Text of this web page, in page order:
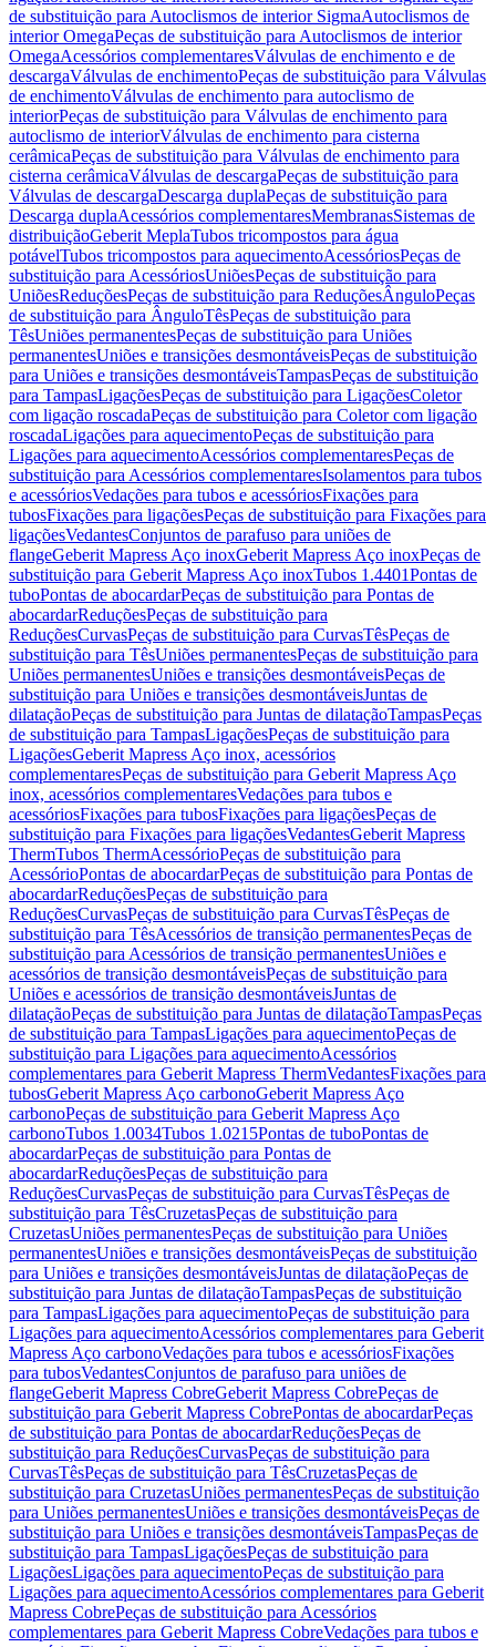
de substituição para Autoclismos de interior SigmaAutoclismos de
interior OmegaPeças de substituição para Autoclismos de interior
OmegaAcessórios complementaresVálvulas de enchimento e de
descargaVálvulas de enchimentoPeças de substituição para Válvulas
de enchimentoVálvulas de enchimento para autoclismo de
interiorPeças de substituição para Válvulas de enchimento para
autoclismo de interiorVálvulas de enchimento para cisterna
cerâmicaPeças de substituição para Válvulas de enchimento para
cisterna cerâmicaVálvulas de descargaPeças de substituição para
Válvulas de descargaDescarga duplaPeças de substituição para
Descarga duplaAcessórios complementaresMembranasSistemas de
distribuiçãoGeberit MeplaTubos tricompostos para água
potávelTubos tricompostos para aquecimentoAcessóriosPeças de
substituição para AcessóriosUniõesPeças de substituição para
UniõesReduçõesPeças de substituição para ReduçõesÂnguloPeças
de substituição para ÂnguloTêsPeças de substituição para
TêsUniões permanentesPeças de substituição para Uniões
permanentesUniões e transições desmontáveisPeças de substituição
para Uniões e transições desmontáveisTampasPeças de substituição
para TampasLigaçõesPeças de substituição para LigaçõesColetor
com ligação roscadaPeças de substituição para Coletor com ligação
roscadaLigações para aquecimentoPeças de substituição para
Ligações para aquecimentoAcessórios complementaresPeças de
substituição para Acessórios complementaresIsolamentos para tubos
e acessóriosVedações para tubos e acessóriosFixações para
tubosFixações para ligaçõesPeças de substituição para Fixações para
ligaçõesVedantesConjuntos de parafuso para uniões de
flangeGeberit Mapress Aço inoxGeberit Mapress Aço inoxPeças de
substituição para Geberit Mapress Aço inoxTubos 1.4401Pontas de
tuboPontas de abocardarPeças de substituição para Pontas de
abocardarReduçõesPeças de substituição para
ReduçõesCurvasPeças de substituição para CurvasTêsPeças de
substituição para TêsUniões permanentesPeças de substituição para
Uniões permanentesUniões e transições desmontáveisPeças de
substituição para Uniões e transições desmontáveisJuntas de
dilataçãoPeças de substituição para Juntas de dilataçãoTampasPeças
de substituição para TampasLigaçõesPeças de substituição para
LigaçõesGeberit Mapress Aço inox, acessórios
complementaresPeças de substituição para Geberit Mapress Aço
inox, acessórios complementaresVedações para tubos e
acessóriosFixações para tubosFixações para ligaçõesPeças de
substituição para Fixações para ligaçõesVedantesGeberit Mapress
ThermTubos ThermAcessórioPeças de substituição para
AcessórioPontas de abocardarPeças de substituição para Pontas de
abocardarReduçõesPeças de substituição para
ReduçõesCurvasPeças de substituição para CurvasTêsPeças de
substituição para TêsAcessórios de transição permanentesPeças de
substituição para Acessórios de transição permanentesUniões e
acessórios de transição desmontáveisPeças de substituição para
Uniões e acessórios de transição desmontáveisJuntas de
dilataçãoPeças de substituição para Juntas de dilataçãoTampasPeças
de substituição para TampasLigações para aquecimentoPeças de
substituição para Ligações para aquecimentoAcessórios
complementares para Geberit Mapress ThermVedantesFixações para
tubosGeberit Mapress Aço carbonoGeberit Mapress Aço
carbonoPeças de substituição para Geberit Mapress Aço
carbonoTubos 1.0034Tubos 1.0215Pontas de tuboPontas de
abocardarPeças de substituição para Pontas de
abocardarReduçõesPeças de substituição para
ReduçõesCurvasPeças de substituição para CurvasTêsPeças de
substituição para TêsCruzetasPeças de substituição para
CruzetasUniões permanentesPeças de substituição para Uniões
permanentesUniões e transições desmontáveisPeças de substituição
para Uniões e transições desmontáveisJuntas de dilataçãoPeças de
substituição para Juntas de dilataçãoTampasPeças de substituição
para TampasLigações para aquecimentoPeças de substituição para
Ligações para aquecimentoAcessórios complementares para Geberit
Mapress Aço carbonoVedações para tubos e acessóriosFixações
para tubosVedantesConjuntos de parafuso para uniões de
flangeGeberit Mapress CobreGeberit Mapress CobrePeças de
substituição para Geberit Mapress CobrePontas de abocardarPeças
de substituição para Pontas de abocardarReduçõesPeças de
substituição para ReduçõesCurvasPeças de substituição para
CurvasTêsPeças de substituição para TêsCruzetasPeças de
substituição para CruzetasUniões permanentesPeças de substituição
para Uniões permanentesUniões e transições desmontáveisPeças de
substituição para Uniões e transições desmontáveisTampasPeças de
substituição para TampasLigaçõesPeças de substituição para
LigaçõesLigações para aquecimentoPeças de substituição para
Ligações para aquecimentoAcessórios complementares para Geberit
Mapress CobrePeças de substituição para Acessórios
complementares para Geberit Mapress CobreVedações para tubos e